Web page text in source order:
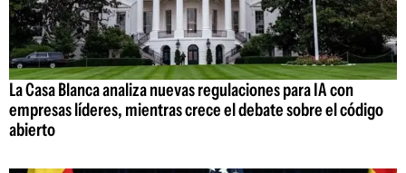
La Casa Blanca analiza nuevas regulaciones para IA con
empresas líderes, mientras crece el debate sobre el código
abierto